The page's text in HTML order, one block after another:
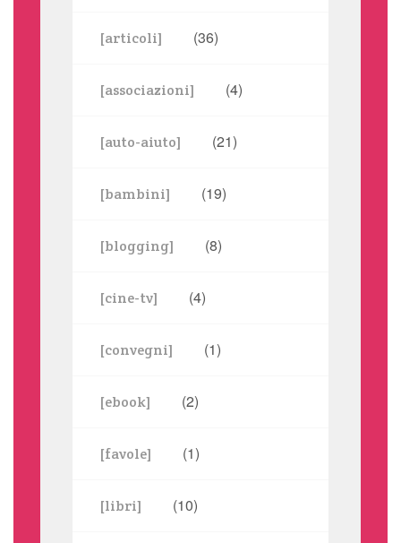
[articoli] (36)
[associazioni] (4)
[auto-aiuto] (21)
[bambini] (19)
[blogging] (8)
[cine-tv] (4)
[convegni] (1)
[ebook] (2)
[favole] (1)
[libri] (10)